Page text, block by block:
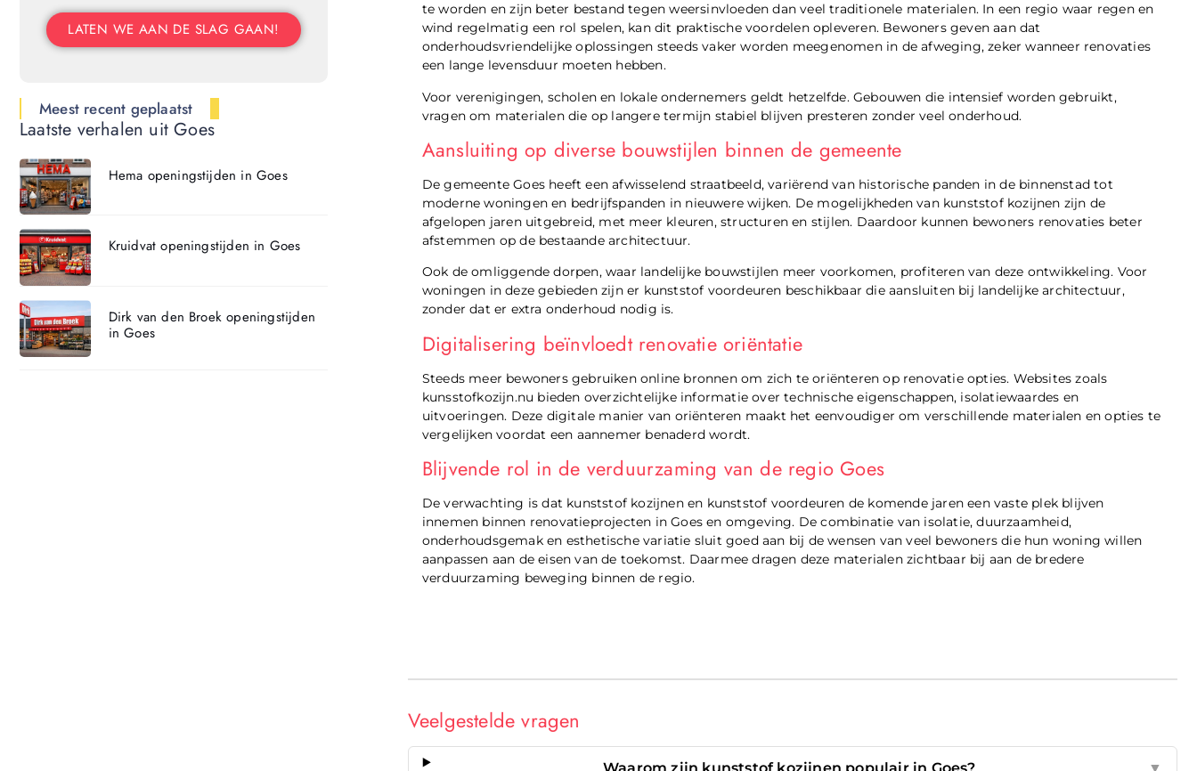
te worden en zijn beter bestand tegen weersinvloeden dan veel traditionele materialen. In een regio waar regen en
wind regelmatig een rol spelen, kan dit praktische voordelen opleveren. Bewoners geven aan dat
onderhoudsvriendelijke oplossingen steeds vaker worden meegenomen in de afweging, zeker wanneer renovaties
een lange levensduur moeten hebben.
Voor verenigingen, scholen en lokale ondernemers geldt hetzelfde. Gebouwen die intensief worden gebruikt,
vragen om materialen die op langere termijn stabiel blijven presteren zonder veel onderhoud.
Aansluiting op diverse bouwstijlen binnen de gemeente
De gemeente Goes heeft een afwisselend straatbeeld, variërend van historische panden in de binnenstad tot
moderne woningen en bedrijfspanden in nieuwere wijken. De mogelijkheden van kunststof kozijnen zijn de
afgelopen jaren uitgebreid, met meer kleuren, structuren en stijlen. Daardoor kunnen bewoners renovaties beter
afstemmen op de bestaande architectuur.
Ook de omliggende dorpen, waar landelijke bouwstijlen meer voorkomen, profiteren van deze ontwikkeling. Voor
woningen in deze gebieden zijn er kunststof voordeuren beschikbaar die aansluiten bij landelijke architectuur,
zonder dat er extra onderhoud nodig is.
Digitalisering beïnvloedt renovatie oriëntatie
Steeds meer bewoners gebruiken online bronnen om zich te oriënteren op renovatie opties. Websites zoals
kunsstofkozijn.nu bieden overzichtelijke informatie over technische eigenschappen, isolatiewaardes en
uitvoeringen. Deze digitale manier van oriënteren maakt het eenvoudiger om verschillende materialen en opties te
vergelijken voordat een aannemer benaderd wordt.
Blijvende rol in de verduurzaming van de regio Goes
De verwachting is dat kunststof kozijnen en kunststof voordeuren de komende jaren een vaste plek blijven
innemen binnen renovatieprojecten in Goes en omgeving. De combinatie van isolatie, duurzaamheid,
onderhoudsgemak en esthetische variatie sluit goed aan bij de wensen van veel bewoners die hun woning willen
aanpassen aan de eisen van de toekomst. Daarmee dragen deze materialen zichtbaar bij aan de bredere
verduurzaming beweging binnen de regio.
Veelgestelde vragen
LATEN WE AAN DE SLAG GAAN!
Meest recent geplaatst
Laatste verhalen uit Goes
Hema openingstijden in Goes
Kruidvat openingstijden in Goes
Dirk van den Broek openingstijden
in Goes